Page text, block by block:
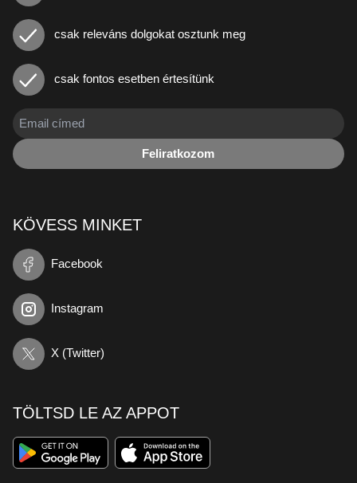
csak releváns dolgokat osztunk meg
csak fontos esetben értesítünk
Feliratkozom
KÖVESS MINKET
Facebook
Instagram
X (Twitter)
TÖLTSD LE AZ APPOT